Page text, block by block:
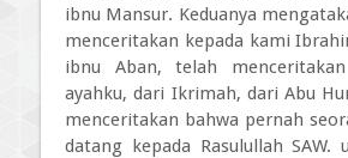
ibnu Mansur. Keduanya
menceritakan kepada kami
ibnu Aban, telah
ayahku, dari Ikrimah, dari Abu
menceritakan bahwa pernah
datang kepada Rasulullah SAW.